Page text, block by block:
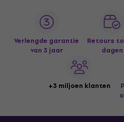
Verlengde garantie
van 3 jaar
Retours
dagen
+3 miljoen klanten